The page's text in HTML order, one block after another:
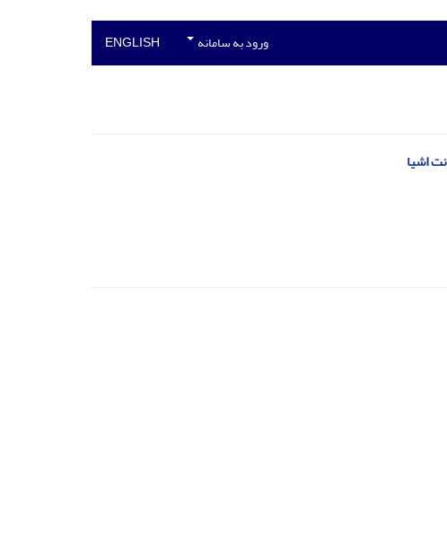
ورود به سامانه ENGLISH